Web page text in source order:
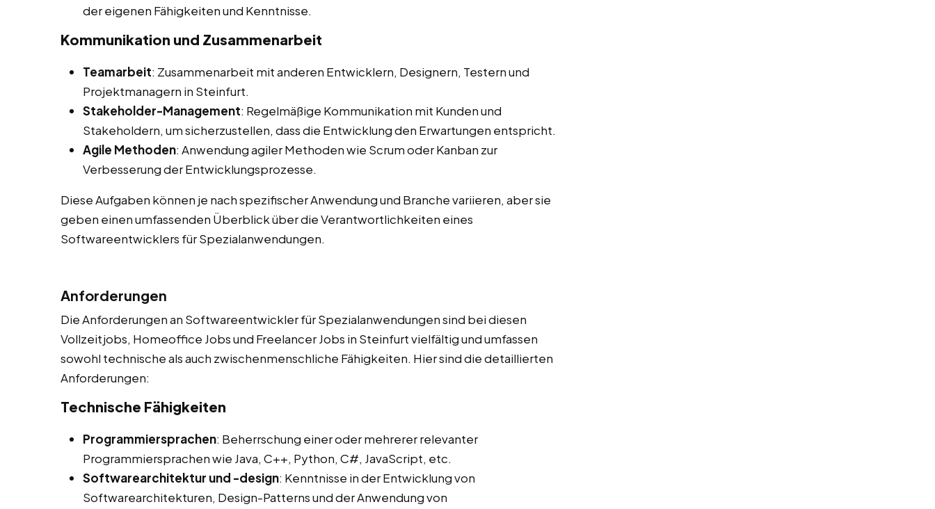
der eigenen Fähigkeiten und Kenntnisse.
Kommunikation und Zusammenarbeit
Teamarbeit: Zusammenarbeit mit anderen Entwicklern, Designern, Testern und
Projektmanagern in Steinfurt.
Stakeholder-Management: Regelmäßige Kommunikation mit Kunden und
Stakeholdern, um sicherzustellen, dass die Entwicklung den Erwartungen entspricht.
Agile Methoden: Anwendung agiler Methoden wie Scrum oder Kanban zur
Verbesserung der Entwicklungsprozesse.
Diese Aufgaben können je nach spezifischer Anwendung und Branche variieren, aber sie
geben einen umfassenden Überblick über die Verantwortlichkeiten eines
Softwareentwicklers für Spezialanwendungen.
Anforderungen
Die Anforderungen an Softwareentwickler für Spezialanwendungen sind bei diesen
Vollzeitjobs, Homeoffice Jobs und Freelancer Jobs in Steinfurt vielfältig und umfassen
sowohl technische als auch zwischenmenschliche Fähigkeiten. Hier sind die detaillierten
Anforderungen:
Technische Fähigkeiten
Programmiersprachen: Beherrschung einer oder mehrerer relevanter
Programmiersprachen wie Java, C++, Python, C#, JavaScript, etc.
Softwarearchitektur und -design: Kenntnisse in der Entwicklung von
Softwarearchitekturen, Design-Patterns und der Anwendung von